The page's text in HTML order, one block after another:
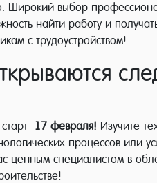
выбор
найти работу и
с трудоустройством!
17 февраля! Изучите
процессов или
ценным специалистом в